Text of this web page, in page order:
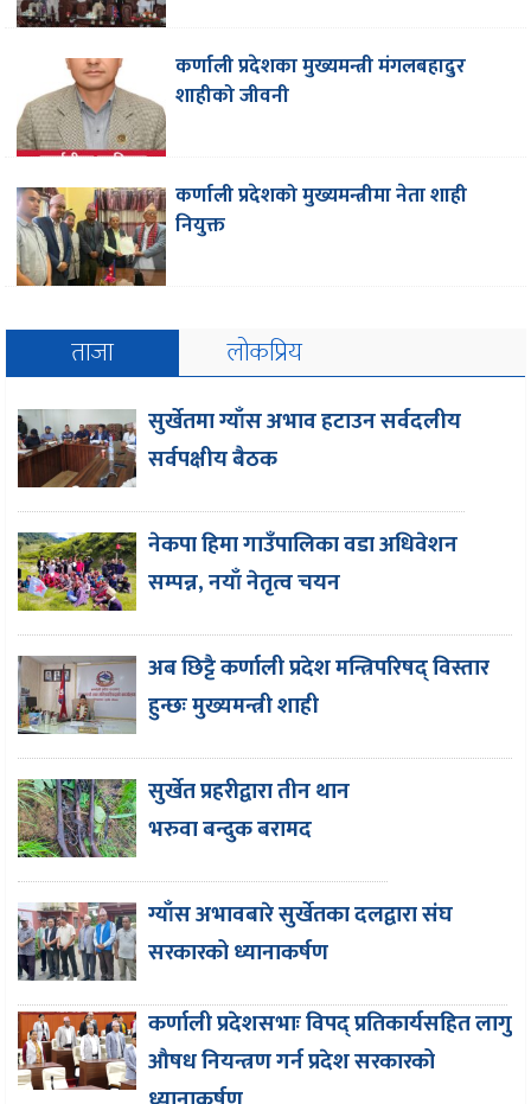
कर्णाली प्रदेशका मुख्यमन्त्री मंगलबहादुर
शाहीको जीवनी
कर्णाली प्रदेशको मुख्यमन्त्रीमा नेता शाही
नियुक्त
ताजा लोकप्रिय
सुर्खेतमा ग्याँस अभाव हटाउन सर्वदलीय
सर्वपक्षीय बैठक
नेकपा हिमा गाउँपालिका वडा अधिवेशन
सम्पन्न, नयाँ नेतृत्व चयन
अब छिट्टै कर्णाली प्रदेश मन्त्रिपरिषद् विस्तार
हुन्छः मुख्यमन्त्री शाही
सुर्खेत प्रहरीद्वारा तीन थान
भरुवा बन्दुक बरामद
ग्याँस अभावबारे सुर्खेतका दलद्वारा संघ
सरकारको ध्यानाकर्षण
कर्णाली प्रदेशसभाः विपद् प्रतिकार्यसहित लागु
औषध नियन्त्रण गर्न प्रदेश सरकारको